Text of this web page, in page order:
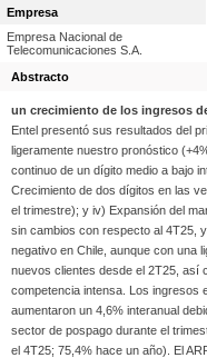
Empresa
Empresa Nacional de
Telecomunicaciones S.A.
Abstracto
un crecimiento de los ingresos
Entel presentó sus resultados del
ligeramente nuestro pronóstico
continuo de un dígito medio a bajo
Crecimiento de dos dígitos en las
el trimestre); y iv) Expansión del
sin cambios con respecto al 4T25,
negativo en Chile, aunque con una
nuevos clientes desde el 2T25, así
competencia intensa. Los ingresos
aumentaron un 4,6% interanual
sector de pospago durante el
el 4T25; 75,4% hace un año). El